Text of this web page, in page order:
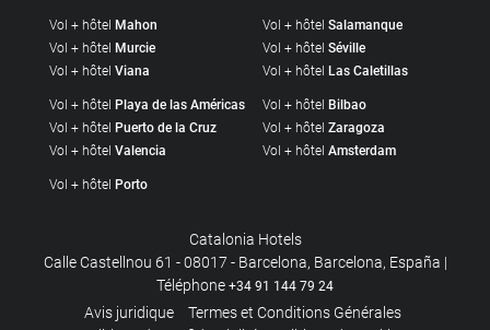
Vol + hôtel Mahon
Vol + hôtel Murcie
Vol + hôtel Viana
Vol + hôtel Salamanque
Vol + hôtel Séville
Vol + hôtel Las Caletillas
Vol + hôtel Playa de las Américas
Vol + hôtel Puerto de la Cruz
Vol + hôtel Valencia
Vol + hôtel Bilbao
Vol + hôtel Zaragoza
Vol + hôtel Amsterdam
Vol + hôtel Porto
Catalonia Hotels
Calle Castellnou 61 - 08017 - Barcelona, Barcelona, España |
Téléphone +34 91 144 79 24
Avis juridique
Termes et Conditions Générales